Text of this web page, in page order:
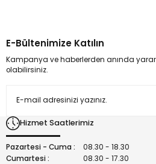
kullanarak tarafımıza iletebilirsiniz.
Görüş ve önerileriniz için teşekkür
Ürün açıklamasında eksik bilgiler
Bu ürüne benzer farklı alternatifler
E-Bültenimize Katılın
Kampanya ve haberlerden anında
olabilirsiniz.
Hizmet Saatlerimiz
Pazartesi - Cuma :
08.30 - 18.30
Cumartesi :
08.30 - 17.30